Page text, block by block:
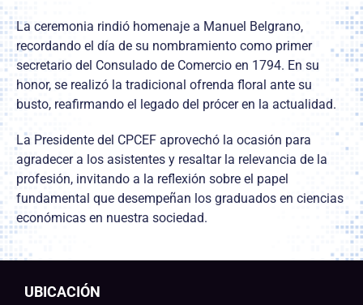
La ceremonia rindió homenaje a Manuel Belgrano,
recordando el día de su nombramiento como primer
secretario del Consulado de Comercio en 1794. En su
honor, se realizó la tradicional ofrenda floral ante su
busto, reafirmando el legado del prócer en la actualidad.
La Presidente del CPCEF aprovechó la ocasión para
agradecer a los asistentes y resaltar la relevancia de la
profesión, invitando a la reflexión sobre el papel
fundamental que desempeñan los graduados en ciencias
económicas en nuestra sociedad.
UBICACIÓN